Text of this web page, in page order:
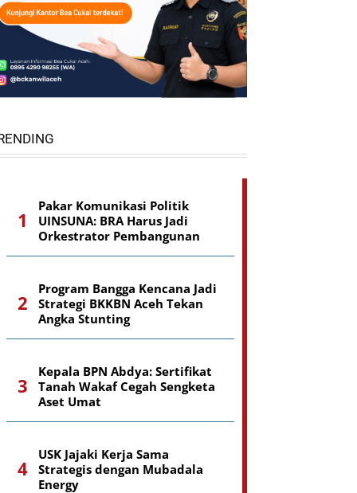
Pakar Komunikasi Politik
UINSUNA: BRA Harus Jadi
Orkestrator Pembangunan
Program Bangga Kencana Jadi
Strategi BKKBN Aceh Tekan
Angka Stunting
Kepala BPN Abdya: Sertifikat
Tanah Wakaf Cegah Sengketa
Aset Umat
USK Jajaki Kerja Sama
Strategis dengan Mubadala
Energy